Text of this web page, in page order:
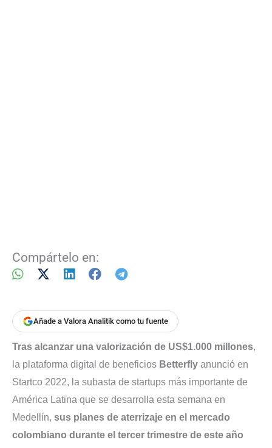
Compártelo en:
Añade a Valora Analitik como tu fuente
Tras alcanzar una valorización de US$1.000 millones,
la plataforma digital de beneficios Betterfly anunció en
Startco 2022, la subasta de startups más importante de
América Latina que se desarrolla esta semana en
Medellín, sus planes de aterrizaje en el mercado
colombiano durante el tercer trimestre de este año